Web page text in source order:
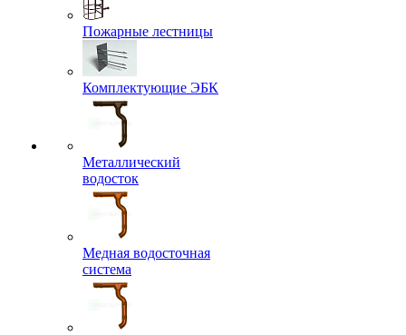
Пожарные лестницы
Комплектующие ЭБК
Металлический
водосток
Медная водосточная
система